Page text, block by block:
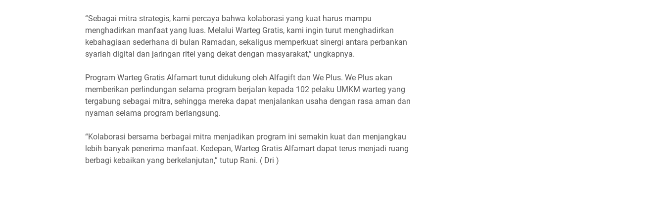
“Sebagai mitra strategis, kami percaya bahwa kolaborasi yang kuat harus mampu
menghadirkan manfaat yang luas. Melalui Warteg Gratis, kami ingin turut menghadirkan
kebahagiaan sederhana di bulan Ramadan, sekaligus memperkuat sinergi antara perbankan
syariah digital dan jaringan ritel yang dekat dengan masyarakat,” ungkapnya.
Program Warteg Gratis Alfamart turut didukung oleh Alfagift dan We Plus. We Plus akan
memberikan perlindungan selama program berjalan kepada 102 pelaku UMKM warteg yang
tergabung sebagai mitra, sehingga mereka dapat menjalankan usaha dengan rasa aman dan
nyaman selama program berlangsung.
“Kolaborasi bersama berbagai mitra menjadikan program ini semakin kuat dan menjangkau
lebih banyak penerima manfaat. Kedepan, Warteg Gratis Alfamart dapat terus menjadi ruang
berbagi kebaikan yang berkelanjutan,” tutup Rani. ( Dri )